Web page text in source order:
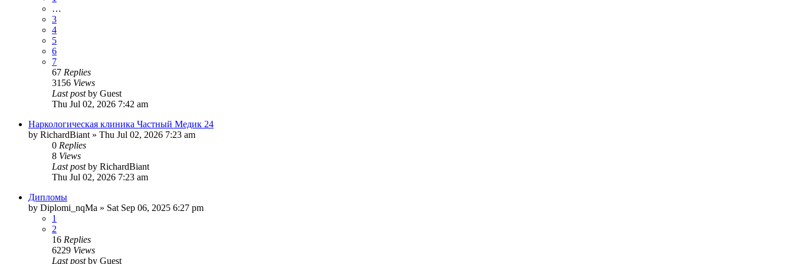
…
3
4
5
6
7
67 Replies
3156 Views
Last postby Guest
Thu Jul 02, 2026 7:42 am
Наркологическая клиника Частный Медик 24
by RichardBiant » Thu Jul 02, 2026 7:23 am
0 Replies
8 Views
Last postby RichardBiant
Thu Jul 02, 2026 7:23 am
Дипломы
by Diplomi_nqMa » Sat Sep 06, 2025 6:27 pm
1
2
16 Replies
6229 Views
Last postby Guest